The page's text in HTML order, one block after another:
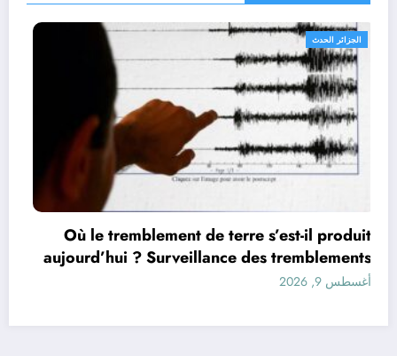
de terre s’est-il produit
des tremblements